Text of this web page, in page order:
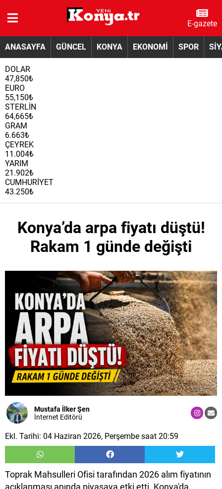
E-gazete
ANASAYFA GÜNCEL KONYA EKONOMİ SPOR
DOLAR
47,850₺
EURO
55,150₺
STERLİN
64,665₺
GRAM
6.663₺
ÇEYREK
11.004₺
YARIM
21.902₺
CUMHURİYET
43.250₺
Konya’da arpa fiyatı düştü!
Rakam 1 günde değişti
Mustafa İlker Şen
İnternet Editörü
Ekl. Tarihi: 04 Haziran 2026, Perşembe saat 20:59
Toprak Mahsulleri Ofisi tarafından 2026 alım fiyatının
açıklanması anında piyasaya etki etti. Konya'da